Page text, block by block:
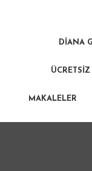
DIANA
ÜCRETSIZ
MAKALELER